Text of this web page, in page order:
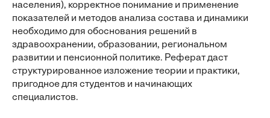
населения), корректное понимание и применение
показателей и методов анализа состава и динамики
необходимо для обоснования решений в
здравоохранении, образовании, региональном
развитии и пенсионной политике. Реферат даст
структурированное изложение теории и практики,
пригодное для студентов и начинающих
специалистов.